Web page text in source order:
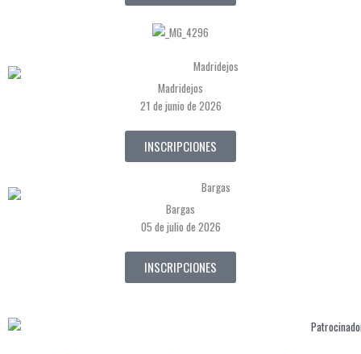
Madridejos
21 de junio de 2026
INSCRIPCIONES
Bargas
05 de julio de 2026
INSCRIPCIONES